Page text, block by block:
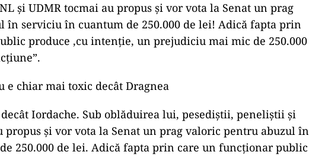
şi UDMR tocmai au propus şi vor vota la Senat un prag
în serviciu în cuantum de 250.000 de lei! Adică fapta prin
produce ,cu intenţie, un prejudiciu mai mic de 250.000
e chiar mai toxic decât Dragnea
Iordache. Sub oblăduirea lui, pesediştii, peneliştii şi
propus şi vor vota la Senat un prag valoric pentru abuzul în
250.000 de lei. Adică fapta prin care un funcţionar public